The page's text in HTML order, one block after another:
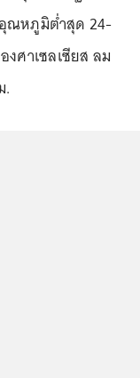
ณหภูมิต่ำสุด 24-
ศาเซลเซียส ลม
.